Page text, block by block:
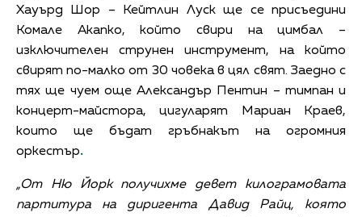
Хауърд Шор – Кейтлин Луск ще се присъедини
Комале Акапко, който свири на цимбал –
изключителен струнен инструмент, на който
свирят по-малко от 30 човека в цял свят. Заедно с
тях ще чуем още Александър Пентин – тимпан и
концерт-майстора, цигуларят Мариан Краев,
които ще бъдат гръбнакът на огромния
оркестър.
„От Ню Йорк получихме девет килограмовата
партитура на диригента Давид Райц, която